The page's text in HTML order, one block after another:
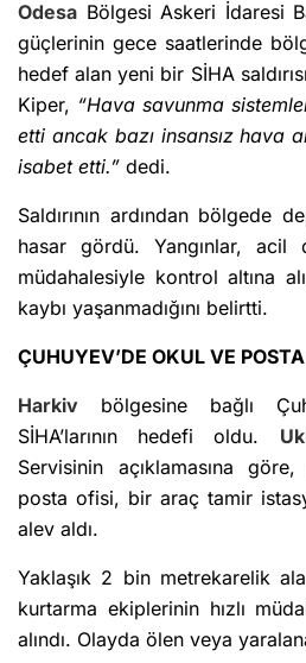
Odesa Bölgesi Askeri İdaresi
güçlerinin gece saatlerinde
hedef alan yeni bir SİHA
Kiper, “Hava savunma
etti ancak bazı insansız hava
isabet etti.” dedi.
Saldırının ardından bölgede
hasar gördü. Yangınlar, acil
müdahalesiyle kontrol altına
kaybı yaşanmadığını belirtti.
ÇUHUYEV’DE OKUL VE
Harkiv bölgesine bağlı
SİHA’larının hedefi oldu.
Servisinin açıklamasına göre,
posta ofisi, bir araç tamir
alev aldı.
Yaklaşık 2 bin metrekarelik
kurtarma ekiplerinin hızlı
alındı. Olayda ölen veya